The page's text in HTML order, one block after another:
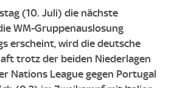
(10. Juli) die nächste
WM-Gruppenauslosung
erscheint, wird die deutsche
trotz der beiden Niederlagen
Nations League gegen Portugal